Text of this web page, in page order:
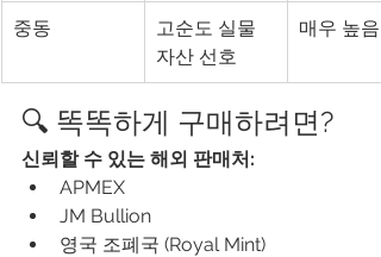
중동
고순도 실물
자산 선호
매우 높음
🔍 똑똑하게 구매하려면?
신뢰할 수 있는 해외 판매처:
APMEX
JM Bullion
영국 조폐국 (Royal Mint)